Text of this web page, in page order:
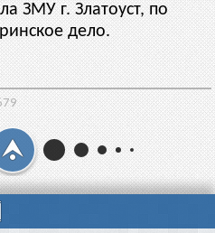
ЗМУ г. Златоуст, по
дело.